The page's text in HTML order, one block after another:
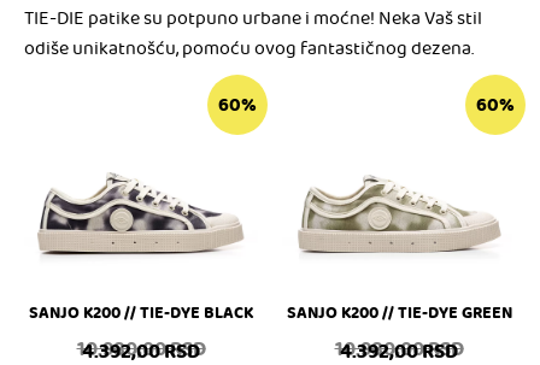
TIE-DIE patike su potpuno urbane i moćne! Neka Vaš stil
odiše unikatnošću, pomoću ovog fantastičnog dezena.
SANJO K200 // TIE-DYE BLACK
10.980,00RSD
4.392,00RSD
60%
SANJO K200 // TIE-DYE GREEN
10.980,00RSD
4.392,00RSD
60%